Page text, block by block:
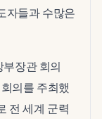
자들과 수많은
장관 회의
의를 주최했
전 세계 군력